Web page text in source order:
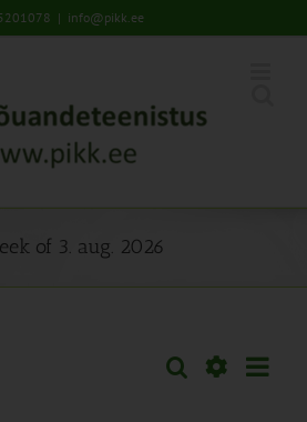
| info@pikk.ee
of 3. aug. 2026
Sündmused
Otsi Nädal